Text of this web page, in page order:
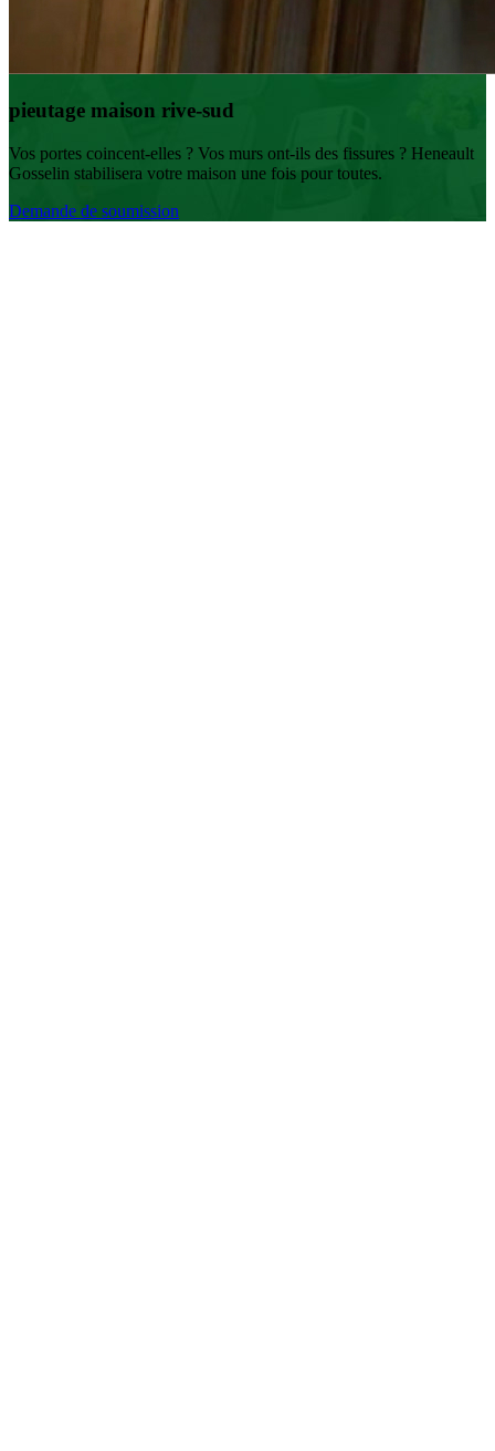
pieutage maison rive-sud
Vos portes coincent-elles ? Vos murs ont-ils des fissures ? Heneault
Gosselin stabilisera votre maison une fois pour toutes.
Demande de soumission